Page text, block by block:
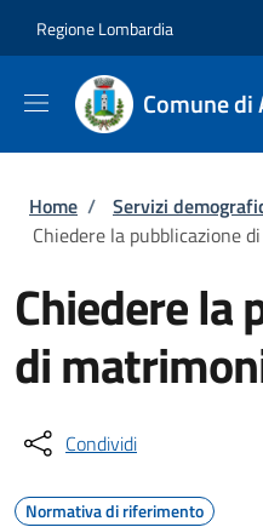
Regione Lombardia
Comune di
Briciole di
Home / Servizi
Chiedere la pubblicazione
Chiedere la
di
Condividi
Normativa di riferimento